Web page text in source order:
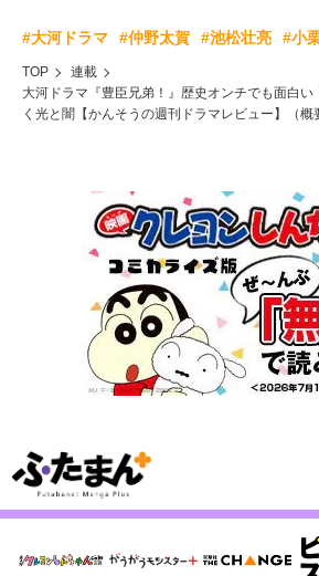
#大河ドラマ #仲野太賀 #池松壮亮 #小
TOP
連載
大河ドラマ『豊臣兄弟！』歴史オンチでも面白
く光と闇【かんそうの週刊ドラマレビュー】（概